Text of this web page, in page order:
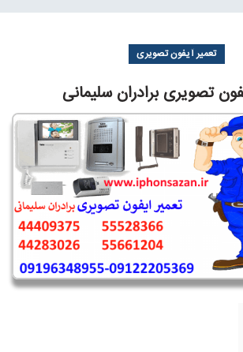
تعمیر آیفون تصویری
تصویری برادران سلیمانی